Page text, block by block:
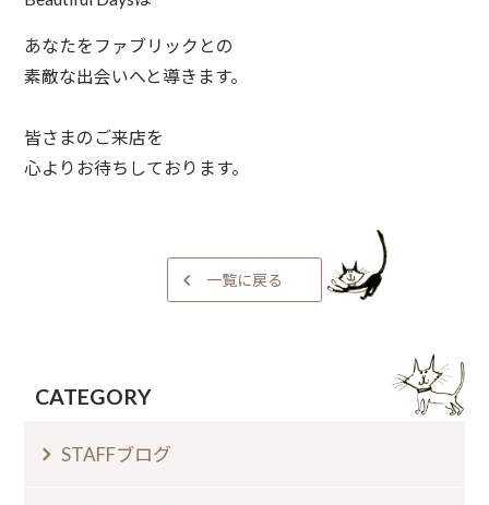
あなたをファブリックとの⁠
素敵な出会いへと導きます。⁠
皆さまのご来店を⁠
心よりお待ちしております。⁠
一覧に戻る
CATEGORY
STAFFブログ